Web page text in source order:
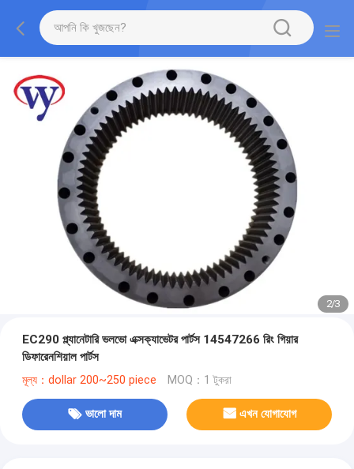
2/3
EC290 প্ল্যানেটারি ভলভো এক্সক্যাভেটর পার্টস 14547266 রিং গিয়ার
ডিফারেনশিয়াল পার্টস
মূল্য：dollar 200~250 piece MOQ：1 টুকরা
ভালো দাম এখন যোগাযোগ